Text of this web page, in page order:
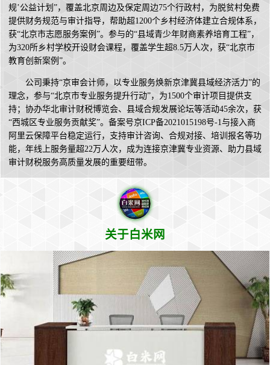
规’公益计划”，覆盖北京周边及保定周边75个行政村，为脱贫村免费
提供财务规范与审计指导，帮助超1200个乡村经济体建立合规体系，
获“北京市志愿服务案例”。参与的“县域青少年财商素养培育工程”，
为320所乡村学校开设财会课程，覆盖学生超8.5万人次，获“北京市
教育创新案例”。
公司秉持“京审会计师，以专业服务焕新京津冀县域经济活力”的
理念，参与“北京市专业服务提升行动”，为1500个审计项目提供支
持；协办华北审计财税博览会、县域合规发展论坛等活动45余次，获
“西城区专业服务贡献奖”。备案号京ICP备2021015198号-1与接入商
阿里云保障平台稳定运行，支持审计咨询、合规对接、培训报名等功
能，年线上服务量超22万人次，成为连接京津冀专业资源、助力县域
审计财税服务高质量发展的重要纽带。
关于白米网